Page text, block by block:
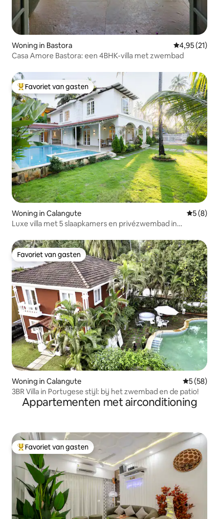
Woning in Bastora Gemiddelde
4,95 (21)
Casa Amore Bastora: een 4BHK-villa met zwembad
Topfavoriet van gasten
Favoriet van gasten
Woning in Calangute
5 (8)
Luxe villa met 5 slaapkamers en privézwembad in
Favoriet van gasten
Favoriet van gasten
Woning in Calangute
5 (58)
3BR Villa in Portugese stijl: bij het zwembad en de patio!
Appartementen met airconditioning
Topfavoriet van gasten
Favoriet van gasten